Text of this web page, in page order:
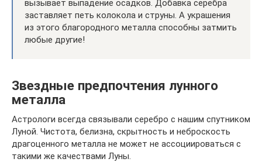
вызывает выпадение осадков. Добавка серебра
заставляет петь колокола и струны. А украшения
из этого благородного металла способны затмить
любые другие!
Звездные предпочтения лунного
металла
Астрологи всегда связывали серебро с нашим спутником
Луной. Чистота, белизна, скрытность и неброскость
драгоценного металла не может не ассоциироваться с
такими же качествами Луны.